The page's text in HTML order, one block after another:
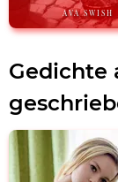
AVA SWISH
Gedichte